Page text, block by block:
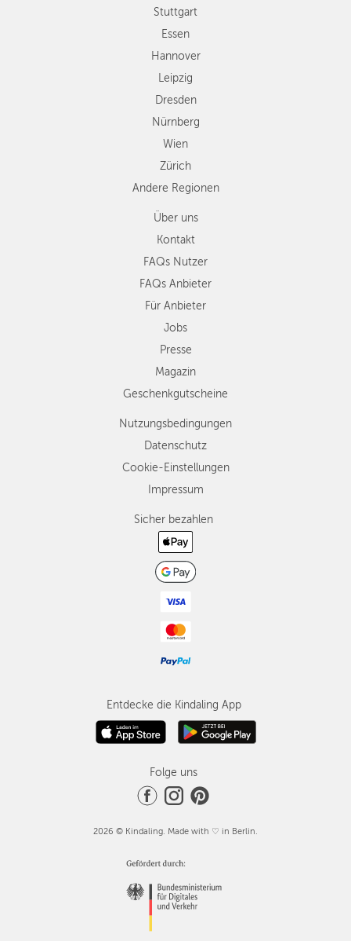
Wien
Zürich
Andere
Regionen
Stuttgart
Essen
Hannover
Leipzig
Dresden
Nürnberg
Wien
Zürich
Andere Regionen
Über uns
Kontakt
FAQs Nutzer
FAQs Anbieter
Für Anbieter
Jobs
Presse
Magazin
Geschenkgutscheine
Nutzungsbedingungen
Datenschutz
Cookie-Einstellungen
Impressum
Sicher bezahlen
Entdecke die Kindaling App
Folge uns
2026 © Kindaling. Made with ♡ in Berlin.